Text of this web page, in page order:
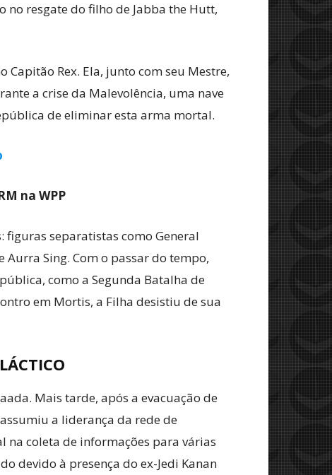
no resgate do filho de Jabba the Hutt,
Rex. Ela, junto com seu Mestre,
a crise da Malevolência, uma nave
de eliminar esta arma mortal.
na WPP
figuras separatistas como General
Aurra Sing. Com o passar do tempo,
como a Segunda Batalha de
em Mortis, a Filha desistiu de sua
Mais tarde, após a evacuação de
a liderança da rede de
na coleta de informações para várias
devido à presença do ex-Jedi Kanan